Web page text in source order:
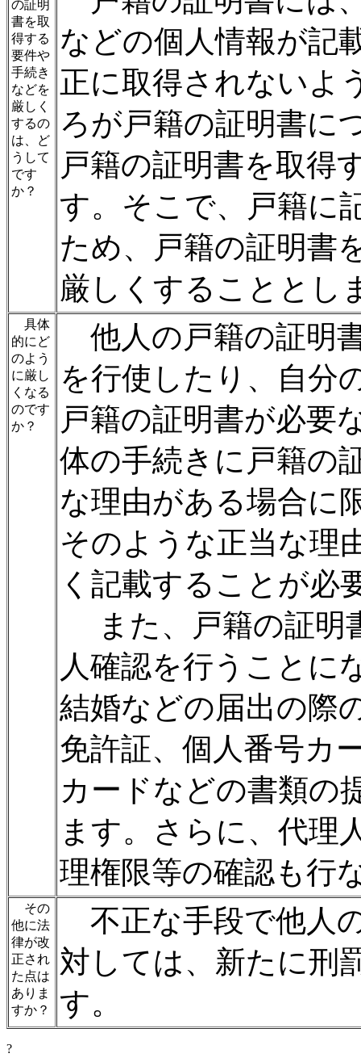
の証明
書を取
得する
要件や
手続き
などを
厳しく
するの
は、ど
うして
です
か？
などの個人情報が記
正に取得されないよ
ろが戸籍の証明書に
戸籍の証明書を取得
す。そこで、戸籍に
ため、戸籍の証明書
厳しくすることとし
具体
的にど
のよう
に厳し
くなる
のです
か？
他人の戸籍の証明
を行使したり、自分
戸籍の証明書が必要
体の手続きに戸籍の
な理由がある場合に
そのような正当な理
く記載することが必
また、戸籍の証明
人確認を行うことに
結婚などの届出の際
免許証、個人番号カ
カードなどの書類の
ます。さらに、代理
理権限等の確認も行
その
他に法
律が改
正され
た点は
ありま
すか？
不正な手段で他人
対しては、新たに刑
す。
?